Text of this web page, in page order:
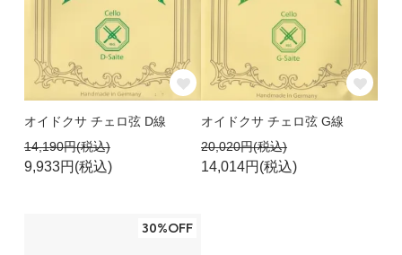
オイドクサ チェロ弦 D線
14,190円(税込)
9,933円(税込)
オイドクサ チェロ弦 G線
20,020円(税込)
14,014円(税込)
30%OFF